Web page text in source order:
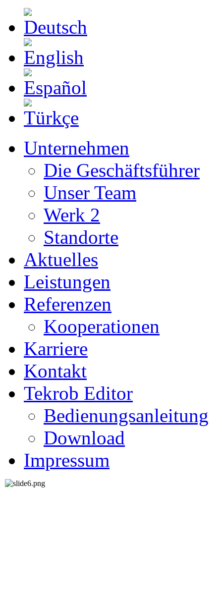
Unternehmen
Die Geschäftsführer
Unser Team
Werk 2
Standorte
Aktuelles
Leistungen
Referenzen
Kooperationen
Karriere
Kontakt
Tekrob Editor
Bedienungsanleitung
Download
Impressum